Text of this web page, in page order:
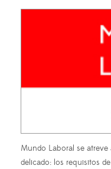
Mundo Laboral se
delicado: los requisitos